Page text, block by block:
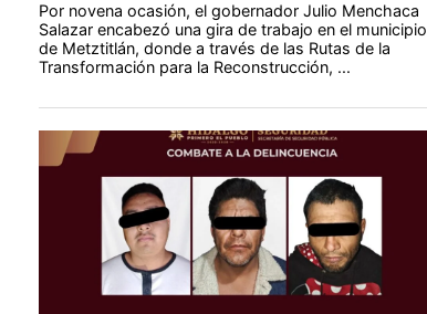
Por novena ocasión, el gobernador Julio Menchaca
Salazar encabezó una gira de trabajo en el municipio
de Metztitlán, donde a través de las Rutas de la
Transformación para la Reconstrucción, ...